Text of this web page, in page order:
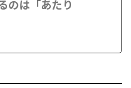
のは「あたり